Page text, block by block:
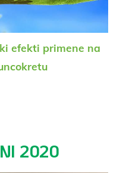
efekti primene na
2020